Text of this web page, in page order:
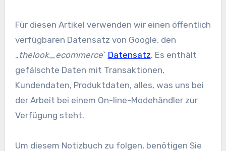
Für diesen Artikel verwenden wir einen öffentlich
verfügbaren Datensatz von Google, den
„thelook_ecommerce` Datensatz. Es enthält
gefälschte Daten mit Transaktionen,
Kundendaten, Produktdaten, alles, was uns bei
der Arbeit bei einem On-line-Modehändler zur
Verfügung steht.
Um diesem Notizbuch zu folgen, benötigen Sie